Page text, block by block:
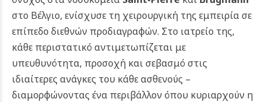
στο Βέλγιο, ενίσχυσε τη χειρουργική της εμπειρία σε
επίπεδο διεθνών προδιαγραφών. Στο ιατρείο της,
κάθε περιστατικό αντιμετωπίζεται με
υπευθυνότητα, προσοχή και σεβασμό στις
ιδιαίτερες ανάγκες του κάθε ασθενούς –
διαμορφώνοντας ένα περιβάλλον όπου κυριαρχούν η